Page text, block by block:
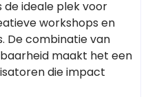
de ideale plek voor
workshops en
De combinatie van
maakt het een
die impact